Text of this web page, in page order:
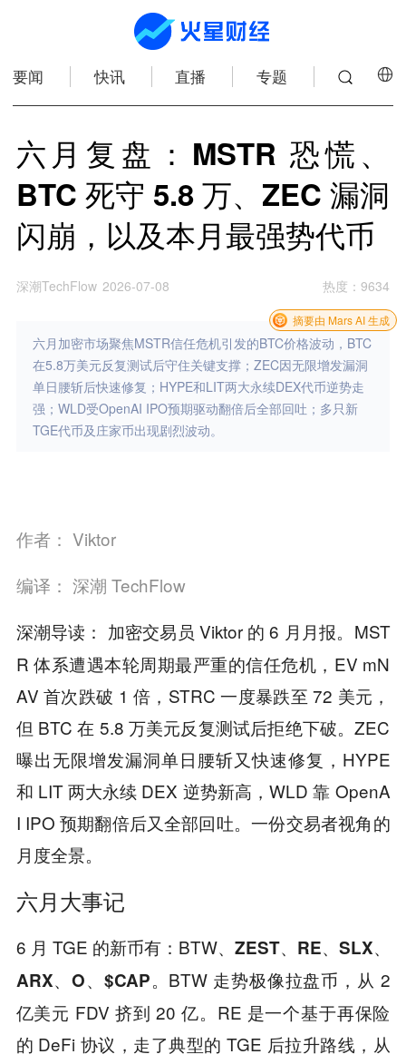
要闻 快讯 直播 专题
六月复盘：MSTR 恐慌、
BTC 死守 5.8 万、ZEC 漏洞
闪崩，以及本月最强势代币
深潮TechFlow 2026-07-08 热度 ：9634
六月加密市场聚焦MSTR信任危机引发的BTC价格波动，BTC
在5.8万美元反复测试后守住关键支撑；ZEC因无限增发漏洞
单日腰斩后快速修复；HYPE和LIT两大永续DEX代币逆势走
强；WLD受OpenAI IPO预期驱动翻倍后全部回吐；多只新
TGE代币及庄家币出现剧烈波动。
摘要由 Mars AI 生成
作者： Viktor
编译： 深潮 TechFlow
深潮导读： 加密交易员 Viktor 的 6 月月报。MST
R 体系遭遇本轮周期最严重的信任危机，EV mN
AV 首次跌破 1 倍，STRC 一度暴跌至 72 美元，
但 BTC 在 5.8 万美元反复测试后拒绝下破。ZEC
曝出无限增发漏洞单日腰斩又快速修复，HYPE
和 LIT 两大永续 DEX 逆势新高，WLD 靠 OpenA
I IPO 预期翻倍后又全部回吐。一份交易者视角的
月度全景。
六月大事记
6 月 TGE 的新币有：BTW、 ZEST、RE、SLX、
ARX、O、$CAP。BTW 走势极像拉盘币，从 2
亿美元 FDV 挤到 20 亿。RE 是一个基于再保险
的 DeFi 协议，走了典型的 TGE 后拉升路线，从